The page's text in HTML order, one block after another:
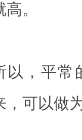
高。
以，平常
，可以做